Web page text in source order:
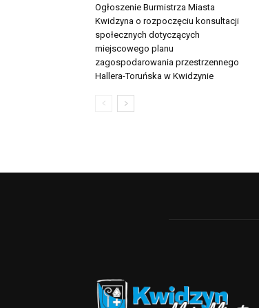
Ogłoszenie Burmistrza Miasta
Kwidzyna o rozpoczęciu konsultacji
społecznych dotyczących
miejscowego planu
zagospodarowania przestrzennego
Hallera-Toruńska w Kwidzynie